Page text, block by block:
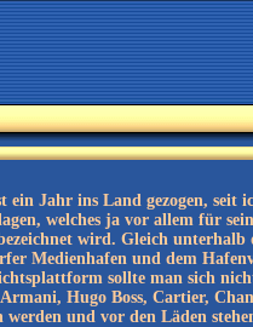
ein Jahr ins Land gezogen, seit
welches ja vor allem für
wird. Gleich
Medienhafen und dem
sollte man sich
Hugo Boss, Cartier,
werden und vor den Läden